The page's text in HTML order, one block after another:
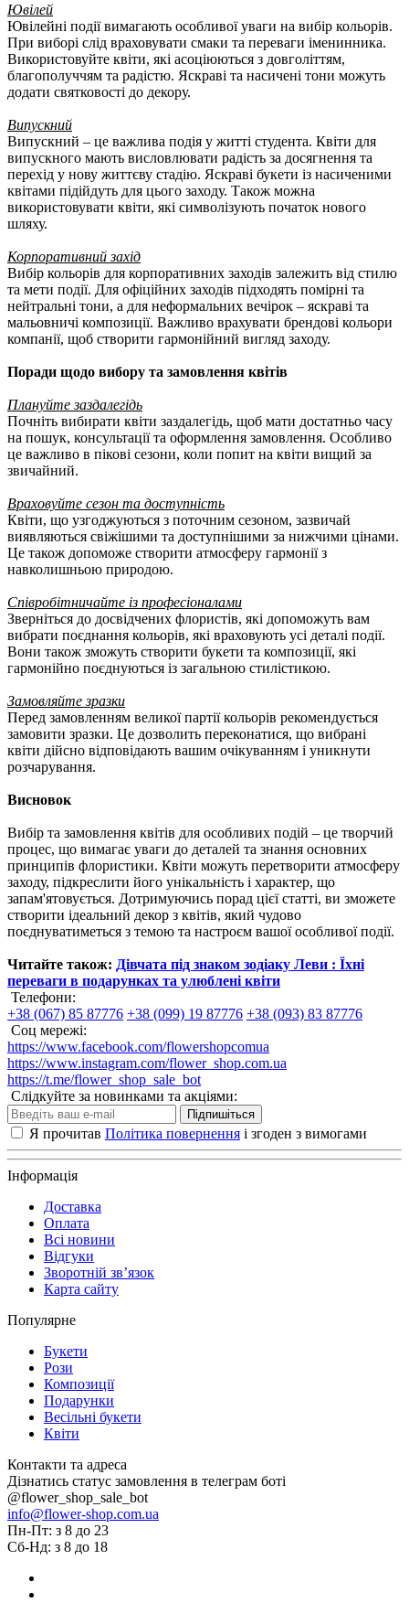
Ювілей
Ювілейні події вимагають особливої уваги на вибір кольорів.
При виборі слід враховувати смаки та переваги іменинника.
Використовуйте квіти, які асоціюються з довголіттям,
благополуччям та радістю. Яскраві та насичені тони можуть
додати святковості до декору.
Випускний
Випускний – це важлива подія у житті студента. Квіти для
випускного мають висловлювати радість за досягнення та
перехід у нову життєву стадію. Яскраві букети із насиченими
квітами підійдуть для цього заходу. Також можна
використовувати квіти, які символізують початок нового
шляху.
Корпоративний захід
Вибір кольорів для корпоративних заходів залежить від стилю
та мети події. Для офіційних заходів підходять помірні та
нейтральні тони, а для неформальних вечірок – яскраві та
мальовничі композиції. Важливо врахувати брендові кольори
компанії, щоб створити гармонійний вигляд заходу.
Поради щодо вибору та замовлення квітів
Плануйте заздалегідь
Почніть вибирати квіти заздалегідь, щоб мати достатньо часу
на пошук, консультації та оформлення замовлення. Особливо
це важливо в пікові сезони, коли попит на квіти вищий за
звичайний.
Враховуйте сезон та доступність
Квіти, що узгоджуються з поточним сезоном, зазвичай
виявляються свіжішими та доступнішими за нижчими цінами.
Це також допоможе створити атмосферу гармонії з
навколишньою природою.
Співробітничайте із професіоналами
Зверніться до досвідчених флористів, які допоможуть вам
вибрати поєднання кольорів, які враховують усі деталі події.
Вони також зможуть створити букети та композиції, які
гармонійно поєднуються із загальною стилістикою.
Замовляйте зразки
Перед замовленням великої партії кольорів рекомендується
замовити зразки. Це дозволить переконатися, що вибрані
квіти дійсно відповідають вашим очікуванням і уникнути
розчарування.
Висновок
Вибір та замовлення квітів для особливих подій – це творчий
процес, що вимагає уваги до деталей та знання основних
принципів флористики. Квіти можуть перетворити атмосферу
заходу, підкреслити його унікальність і характер, що
запам'ятовується. Дотримуючись порад цієї статті, ви зможете
створити ідеальний декор з квітів, який чудово
поєднуватиметься з темою та настроєм вашої особливої події.
Читайте також: Дівчата під знаком зодіаку Леви : Їхні
переваги в подарунках та улюблені квіти
Телефони:
+38 (067) 85 87776 +38 (099) 19 87776 +38 (093) 83 87776
Соц мережі:
https://www.facebook.com/flowershopcomua
https://www.instagram.com/flower_shop.com.ua
https://t.me/flower_shop_sale_bot
Слідкуйте за новинками та акціями:
Підпишіться
Я прочитав Політика повернення і згоден з вимогами
Інформація
Доставка
Оплата
Всі новини
Відгуки
Зворотній зв’язок
Карта сайту
Популярне
Букети
Рози
Композиції
Подарунки
Весільні букети
Квіти
Контакти та адреса
Дізнатись статус замовлення в телеграм боті
@flower_shop_sale_bot
info@flower-shop.com.ua
Пн-Пт: з 8 до 23
Сб-Нд: з 8 до 18